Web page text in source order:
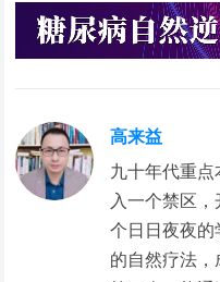
高来益
九十年代重
入一个禁区
个日日夜夜
的自然疗法